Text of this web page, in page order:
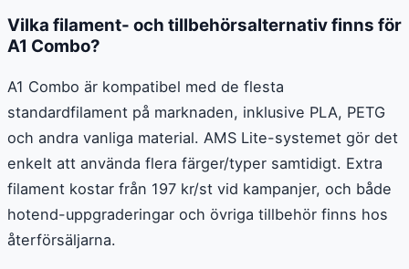
Vilka filament- och tillbehörsalternativ finns för
A1 Combo?
A1 Combo är kompatibel med de flesta
standardfilament på marknaden, inklusive PLA, PETG
och andra vanliga material. AMS Lite-systemet gör det
enkelt att använda flera färger/typer samtidigt. Extra
filament kostar från 197 kr/st vid kampanjer, och både
hotend-uppgraderingar och övriga tillbehör finns hos
återförsäljarna.